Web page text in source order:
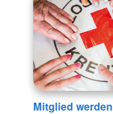
Mitglied werden